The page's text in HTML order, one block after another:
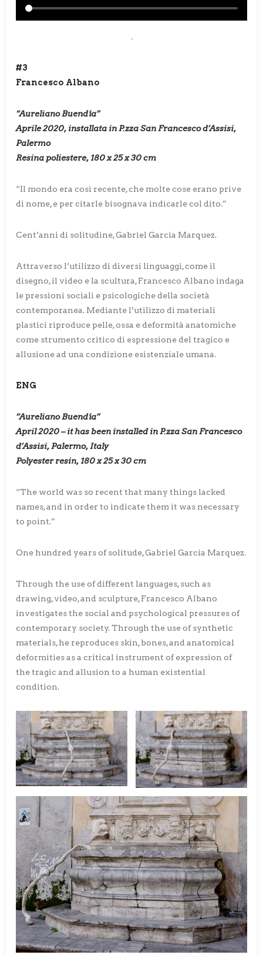
.
#3
Francesco Albano
“Aureliano Buendía”
Aprile 2020, installata in P.zza San Francesco d’Assisi,
Palermo
Resina poliestere, 180 x 25 x 30 cm
“Il mondo era così recente, che molte cose erano prive
di nome, e per citarle bisognava indicarle col dito.”
Cent’anni di solitudine, Gabriel Garcia Marquez.
Attraverso l’utilizzo di diversi linguaggi, come il
disegno, il video e la scultura, Francesco Albano indaga
le pressioni sociali e psicologiche della società
contemporanea. Mediante l’utilizzo di materiali
plastici riproduce pelle, ossa e deformità anatomiche
come strumento critico di espressione del tragico e
allusione ad una condizione esistenziale umana.
ENG
“Aureliano Buendía”
April 2020 – it has been installed in P.zza San Francesco
d’Assisi, Palermo, Italy
Polyester resin, 180 x 25 x 30 cm
“The world was so recent that many things lacked
names, and in order to indicate them it was necessary
to point.”
One hundred years of solitude, Gabriel Garcia Marquez.
Through the use of different languages, such as
drawing, video, and sculpture, Francesco Albano
investigates the social and psychological pressures of
contemporary society. Through the use of synthetic
materials, he reproduces skin, bones, and anatomical
deformities as a critical instrument of expression of
the tragic and allusion to a human existential
condition.